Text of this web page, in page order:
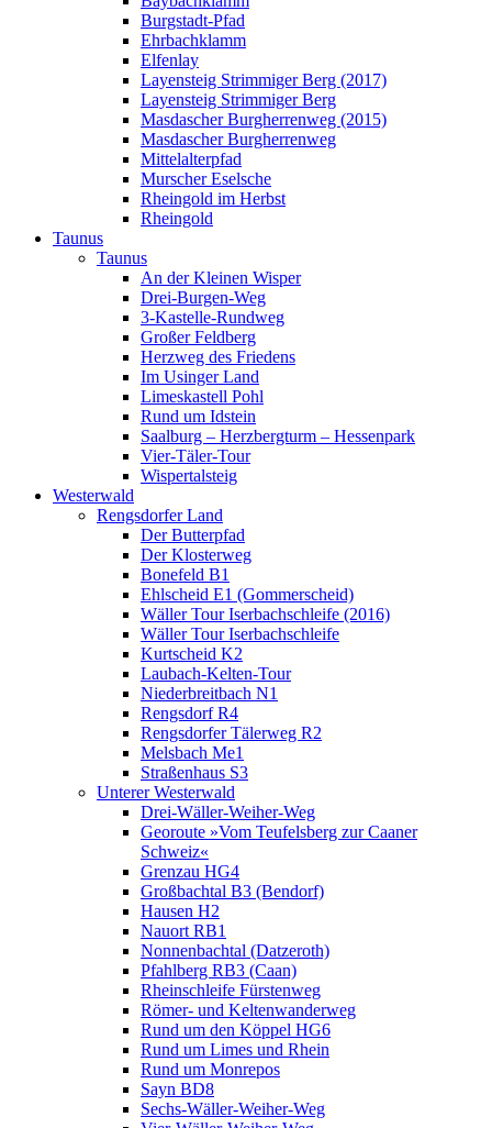
Burgstadt-Pfad
Ehrbachklamm
Elfenlay
Layensteig Strimmiger Berg (2017)
Layensteig Strimmiger Berg
Masdascher Burgherrenweg (2015)
Masdascher Burgherrenweg
Mittelalterpfad
Murscher Eselsche
Rheingold im Herbst
Rheingold
Taunus
Taunus
An der Kleinen Wisper
Drei-Burgen-Weg
3-Kastelle-Rundweg
Großer Feldberg
Herzweg des Friedens
Im Usinger Land
Limeskastell Pohl
Rund um Idstein
Saalburg – Herzbergturm – Hessenpark
Vier-Täler-Tour
Wispertalsteig
Westerwald
Rengsdorfer Land
Der Butterpfad
Der Klosterweg
Bonefeld B1
Ehlscheid E1 (Gommerscheid)
Wäller Tour Iserbachschleife (2016)
Wäller Tour Iserbachschleife
Kurtscheid K2
Laubach-Kelten-Tour
Niederbreitbach N1
Rengsdorf R4
Rengsdorfer Tälerweg R2
Melsbach Me1
Straßenhaus S3
Unterer Westerwald
Drei-Wäller-Weiher-Weg
Georoute »Vom Teufelsberg zur Caaner
Schweiz«
Grenzau HG4
Großbachtal B3 (Bendorf)
Hausen H2
Nauort RB1
Nonnenbachtal (Datzeroth)
Pfahlberg RB3 (Caan)
Rheinschleife Fürstenweg
Römer- und Keltenwanderweg
Rund um den Köppel HG6
Rund um Limes und Rhein
Rund um Monrepos
Sayn BD8
Sechs-Wäller-Weiher-Weg